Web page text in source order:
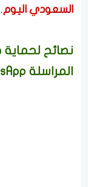
السعودي اليوم.
نصائح
المراسلة WhatsApp وTelegram